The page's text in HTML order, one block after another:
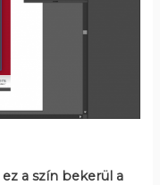
ez a szín bekerül a